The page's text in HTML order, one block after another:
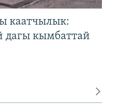
каатчылык:
дагы кымбаттай